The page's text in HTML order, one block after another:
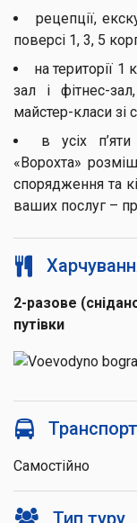
рецепції,
поверсі 1, 3, 5
на території
зал і фітнес-
майстер-класи зі
в усіх
«Ворохта»
спорядження та
ваших послуг –
2-разове
путівки
Транспорт
Самостійно